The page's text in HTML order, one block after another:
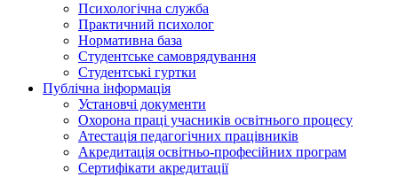
Психологічна служба
Практичний психолог
Нормативна база
Студентське самоврядування
Студентські гуртки
Публічна інформація
Установчі документи
Охорона праці учасників освітнього процесу
Атестація педагогічних працівників
Акредитація освітньо-професійних програм
Сертифікати акредитації